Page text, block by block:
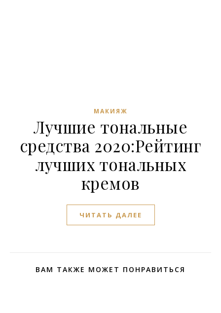
МАКИЯЖ
Лучшие тональные
средства 2020:Рейтинг
лучших тональных
кремов
ЧИТАТЬ ДАЛЕЕ
ВАМ ТАКЖЕ МОЖЕТ ПОНРАВИТЬСЯ